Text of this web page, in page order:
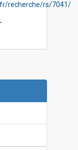
recherche/rs/7041/